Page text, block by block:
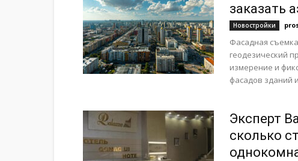
заказать
Новостройки
Фасадная
геодезический
измерение и
фасадов зданий
Эксперт
сколько